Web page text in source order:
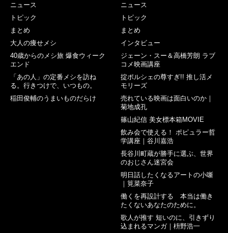
ニュース
トピック
まとめ
大人の痩せメシ
40歳からのメシ旅 爆食ウィーク
エンド
「あの人」の定番メシを訪ね
る。行きつけで、いつもの。
稲田俊輔のうまいものだらけ
ニュース
トピック
まとめ
インタビュー
ジェーン・スー＆高橋芳朗 ラブ
コメ映画講座
掟ポルシェの尊すぎ!! 推し活メ
モリーズ
売れている映画は面白いのか｜
菊地成孔
篠山紀信 美女標本箱MOVIE
飲み会で使える！ ポピュラー哲
学講座｜谷川嘉浩
長谷川町蔵が勝手に選ぶ、世界
のおじさん迷宮会
明日話したくなるアートの小噺
｜筧菜奈子
働くを再設計する 本当は働き
たくないあなたのために。
歌人が推す 短いのに、引きずり
込まれるマンガ｜枡野浩一